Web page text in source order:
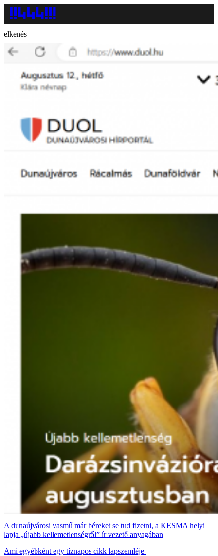
elkenés
A dunaújvárosi vasmű már béreket se tud fizetni, a KESMA helyi
lapja „újabb kellemetlenségről” ír vezető anyagában
Ami egyébként egy tíznapos cikk lapszemléje.